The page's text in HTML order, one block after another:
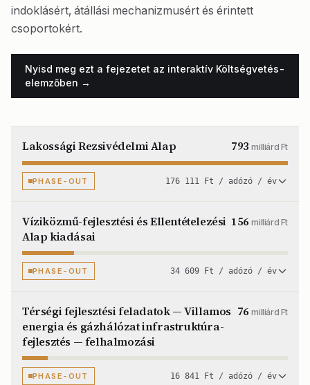
indoklásért, átállási mechanizmusért és érintett
csoportokért.
Nyisd meg ezt a fejezetet az interaktív Költségvetés-
elemzőben →
Lakossági Rezsivédelmi Alap 793milliárd Ft
PHASE-OUT 176 111 Ft / adózó / év
Víziközmű-fejlesztési és Ellentételezési
Alap kiadásai
156milliárd Ft
PHASE-OUT 34 609 Ft / adózó / év
Térségi fejlesztési feladatok — Villamos
energia és gázhálózat infrastruktúra-
fejlesztés — felhalmozási
76milliárd Ft
PHASE-OUT 16 841 Ft / adózó / év